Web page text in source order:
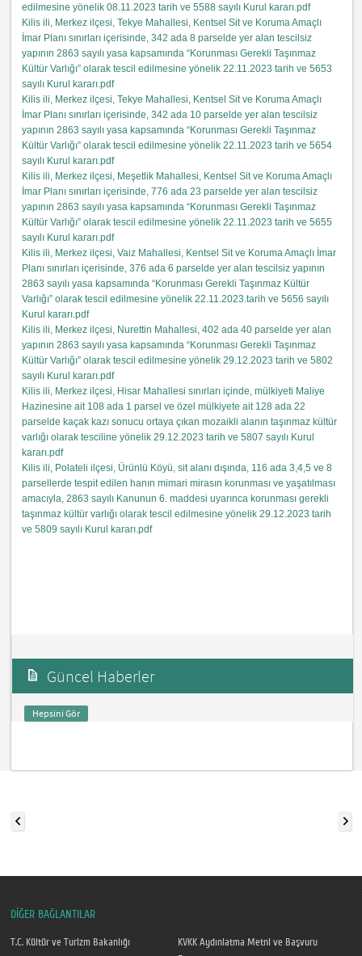
edilmesine yönelik 08.11.2023 tarih ve 5588 sayılı Kurul kararı.pdf
Kilis ili, Merkez ilçesi, Tekye Mahallesi, Kentsel Sit ve Koruma Amaçlı
İmar Planı sınırları içerisinde, 342 ada 8 parselde yer alan tescilsiz
yapının 2863 sayılı yasa kapsamında “Korunması Gerekli Taşınmaz
Kültür Varlığı” olarak tescil edilmesine yönelik 22.11.2023 tarih ve 5653
sayılı Kurul kararı.pdf
Kilis ili, Merkez ilçesi, Tekye Mahallesi, Kentsel Sit ve Koruma Amaçlı
İmar Planı sınırları içerisinde, 342 ada 10 parselde yer alan tescilsiz
yapının 2863 sayılı yasa kapsamında “Korunması Gerekli Taşınmaz
Kültür Varlığı” olarak tescil edilmesine yönelik 22.11.2023 tarih ve 5654
sayılı Kurul kararı.pdf
Kilis ili, Merkez ilçesi, Meşetlik Mahallesi, Kentsel Sit ve Koruma Amaçlı
İmar Planı sınırları içerisinde, 776 ada 23 parselde yer alan tescilsiz
yapının 2863 sayılı yasa kapsamında “Korunması Gerekli Taşınmaz
Kültür Varlığı” olarak tescil edilmesine yönelik 22.11.2023 tarih ve 5655
sayılı Kurul kararı.pdf
Kilis ili, Merkez ilçesi, Vaiz Mahallesi, Kentsel Sit ve Koruma Amaçlı İmar
Planı sınırları içerisinde, 376 ada 6 parselde yer alan tescilsiz yapının
2863 sayılı yasa kapsamında “Korunması Gerekli Taşınmaz Kültür
Varlığı” olarak tescil edilmesine yönelik 22.11.2023.tarih ve 5656 sayılı
Kurul kararı .pdf
Kilis ili, Merkez ilçesi, Nurettin Mahallesi, 402 ada 40 parselde yer alan
yapının 2863 sayılı yasa kapsamında “Korunması Gerekli Taşınmaz
Kültür Varlığı” olarak tescil edilmesine yönelik 29.12.2023 tarih ve 5802
sayılı Kurul kararı .pdf
Kilis ili, Merkez ilçesi, Hisar Mahallesi sınırları içinde, mülkiyeti Maliye
Hazinesine ait 108 ada 1 parsel ve özel mülkiyete ait 128 ada 22
parselde kaçak kazı sonucu ortaya çıkan mozaikli alanın taşınmaz kültür
varlığı olarak tesciline yönelik 29.12.2023 tarih ve 5807 sayılı Kurul
kararı .pdf
Kilis ili, Polateli ilçesi, Ürünlü Köyü, sit alanı dışında, 116 ada 3,4,5 ve 8
parsellerde tespit edilen hanın mimari mirasın korunması ve yaşatılması
amacıyla, 2863 sayılı Kanunun 6. maddesi uyarınca korunması gerekli
taşınmaz kültür varlığı olarak tescil edilmesine yönelik 29.12.2023 tarih
ve 5809 sayılı Kurul kararı .pdf
Güncel Haberler
Hepsini Gör
DİĞER BAĞLANTILAR
T.C. Kültür ve Turizm Bakanlığı
KVKK Aydınlatma Metni ve Başvuru